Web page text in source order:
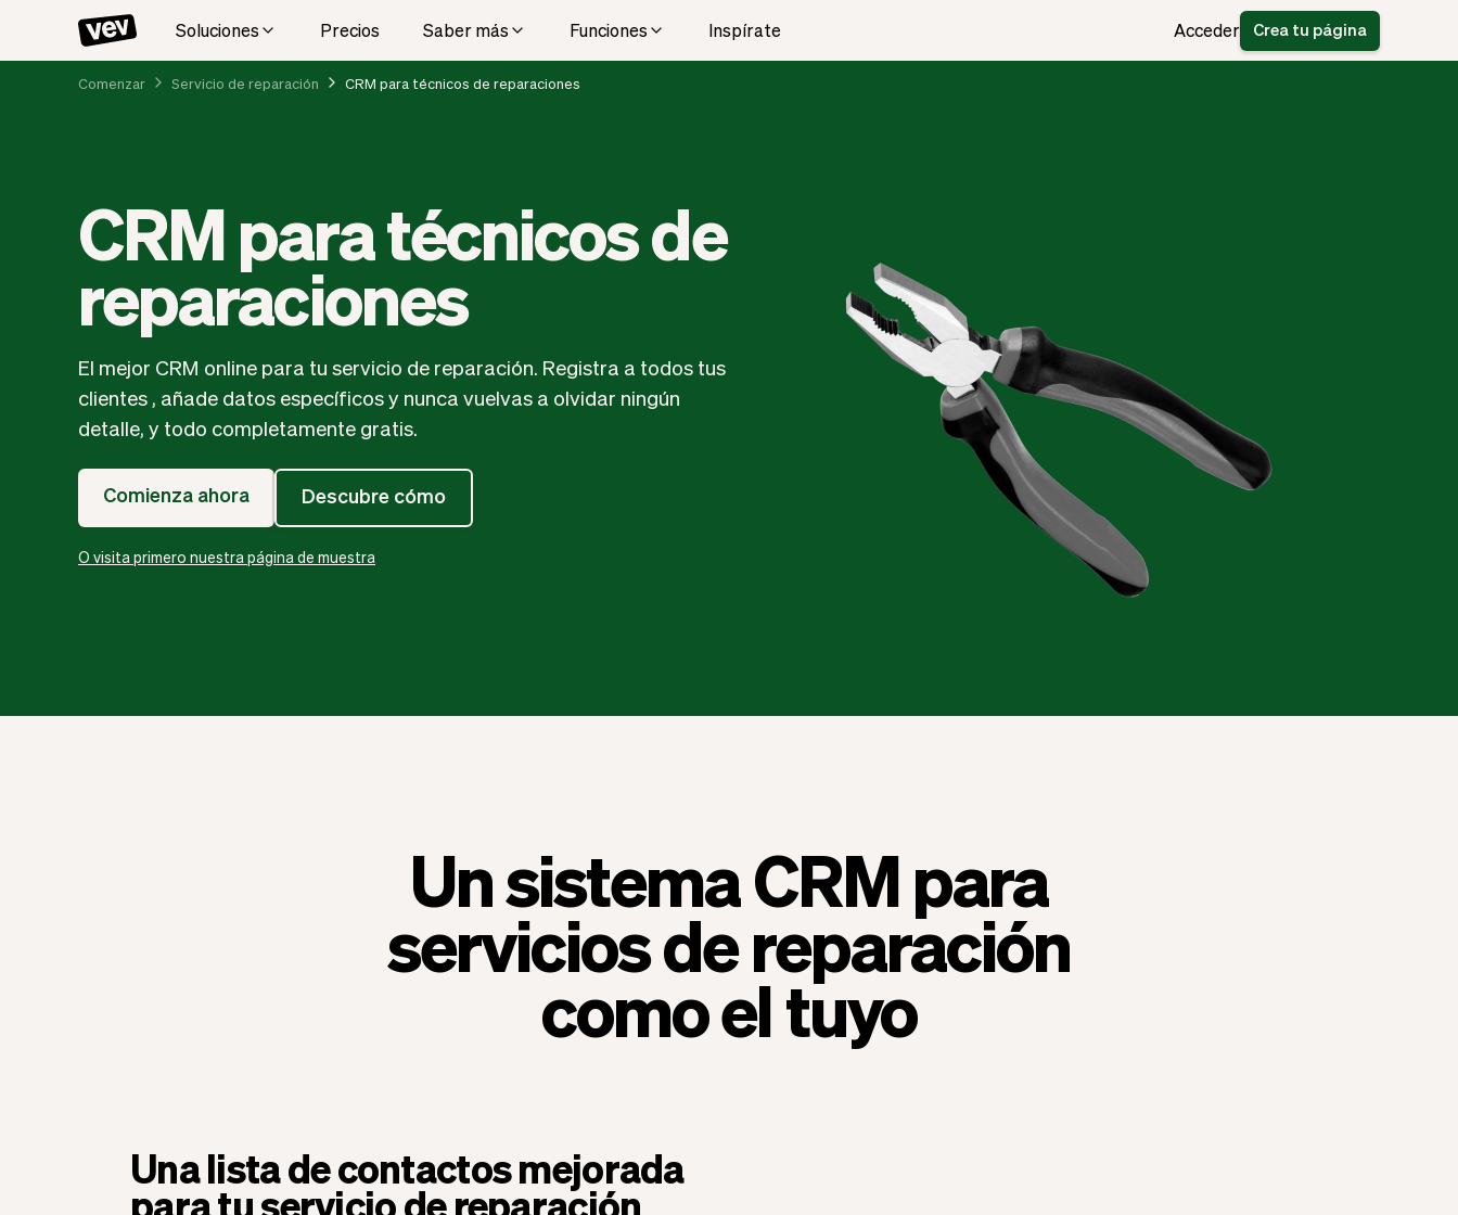
Soluciones Precios Saber más Funciones Inspírate Acceder Crea tu página
Comenzar Servicio de reparación CRM para técnicos de reparaciones
CRM para técnicos de
reparaciones
El mejor CRM online para tu servicio de reparación. Registra a todos tus
clientes , añade datos específicos y nunca vuelvas a olvidar ningún
detalle, y todo completamente gratis.
Comienza ahora Descubre cómo
O visita primero nuestra página de muestra
Un sistema CRM para
servicios de reparación
como el tuyo
Una lista de contactos mejorada
para tu servicio de reparación